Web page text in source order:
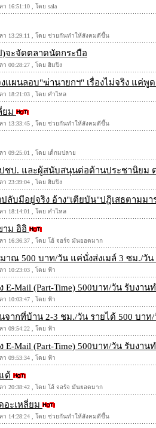
16:51:10 , โดย sala
า 13:29:11 , โดย ช่วยกันทำให้สังคมดีขึ้น
)จะจัดตลาดนัดกระบือ
า 00:28:27 , โดย ฮิมปิง
แผนลอบ"ฆ่านายกฯ" เรื่องไม่จริง แค่พูด
า 18:21:03 , โดย คำไหล
ยม
า 13:33:45 , โดย ช่วยกันทำให้สังคมดีขึ้น
า 09:25:01 , โดย เด็กมปลาย
ชป. และผู้สนับสนุนต่อต้านประชานิยม
า 23:39:04 , โดย ฮิมปิง
ลับมีอยู่จริง อ้าง"เตียบัน"ปฎิเสธตามมา
า 18:14:01 , โดย คำไหล
าม อิอิ
า 16:36:37 , โดย โอ้ จอร์จ มันยอดมาก
าณ 500 บาท/วัน แค่นั่งส่งเมล์ 3 ซม./วั
า 10:23:03 , โดย ฟ้า
E-Mail (Part-Time) 500บาท/วัน รับงา
า 10:03:47 , โดย ฟ้า
จากที่บ้าน 2-3 ชม./วัน รายได้ 500 บาท/
า 09:54:22 , โดย ฟ้า
E-Mail (Part-Time) 500บาท/วัน รับงา
า 09:53:34 , โดย ฟ้า
ต้
า 20:38:42 , โดย โอ้ จอร์จ มันยอดมาก
อะเหลี่ยม
า 14:28:24 , โดย ช่วยกันทำให้สังคมดีขึ้น